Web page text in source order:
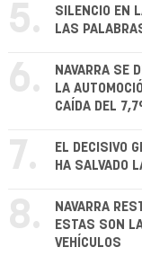
5.
SILENCIO EN
LAS
6.
NAVARRA SE
LA
CAÍDA DEL
7.
EL DECISIVO
HA SALVADO
8.
NAVARRA
ESTAS SON
VEHÍCULOS